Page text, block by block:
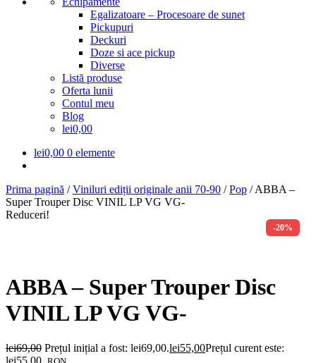
Egalizatoare – Procesoare de sunet
Pickupuri
Deckuri
Doze si ace pickup
Diverse
Listă produse
Oferta lunii
Contul meu
Blog
lei0,00
lei0,00 0 elemente
Prima pagină /Viniluri ediții originale anii 70-90 /Pop /ABBA ‎–
Super Trouper Disc VINIL LP VG VG-
-20%
Reduceri!
ABBA ‎– Super Trouper Disc
VINIL LP VG VG-
lei69,00 Prețul inițial a fost: lei69,00.lei55,00Prețul curent este:
lei55,00.